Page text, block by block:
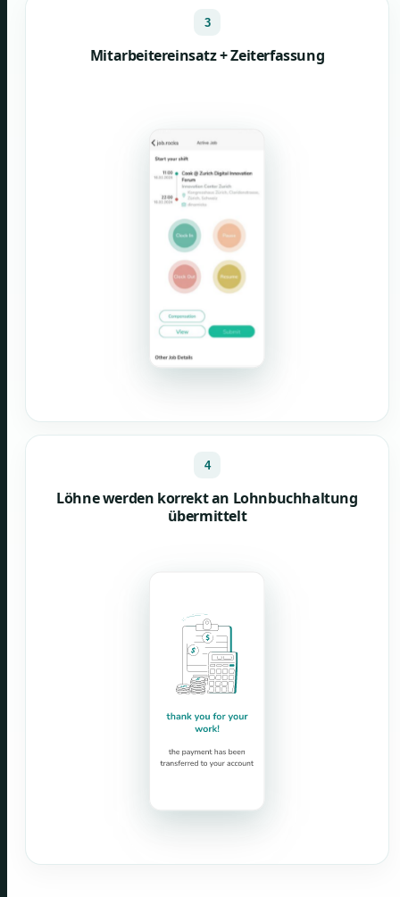
3
Mitarbeitereinsatz + Zeiterfassung
4
Löhne werden korrekt an Lohnbuchhaltung
übermittelt